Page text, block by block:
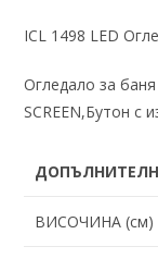
ICL 1498 LED
Огледало за
SCREEN,Бутон с
ВИСОЧИНА (см)